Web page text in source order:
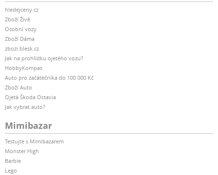
hledejceny.cz
Zboží Živě
Osobní vozy
Zboží Dáma
zbozi.blesk.cz
Jak na prohlídku ojetého vozu?
HobbyKompas
Auto pro začátečníka do 100 000 Kč
Zboží Auto
Ojetá Škoda Octavia
Jak vybrat auto?
Mimibazar
Testujte s Mimibazarem
Monster High
Barbie
Lego